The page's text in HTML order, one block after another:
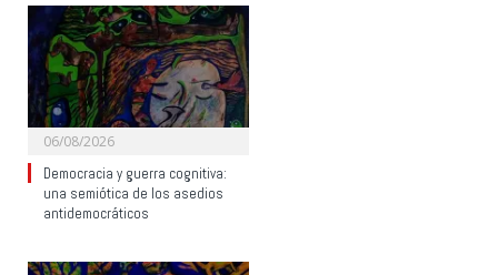
06/08/2026
Democracia y guerra cognitiva:
una semiótica de los asedios
antidemocráticos